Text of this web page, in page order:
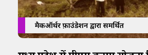
मैकऑर्थर फ़ाउंडेशन द्वारा समर्थित